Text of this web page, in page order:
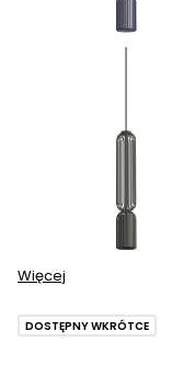
Więcej
DOSTĘPNY WKRÓTCE